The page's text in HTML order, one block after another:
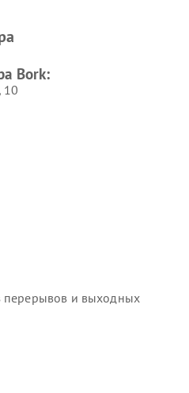
Bork
Bork:
10
и выходных